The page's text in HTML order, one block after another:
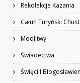
Rekolekcje Kazania
Całun Turyński
Modlitwy
Świadectwa
Święci I